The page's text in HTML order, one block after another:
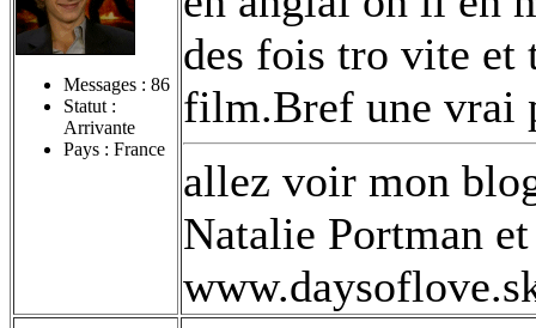
Messages : 86
Statut :
Arrivante
Pays : France
des fois tro vite et
film.Bref une vrai
allez voir mon
Natalie Portman